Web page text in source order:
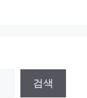
검색